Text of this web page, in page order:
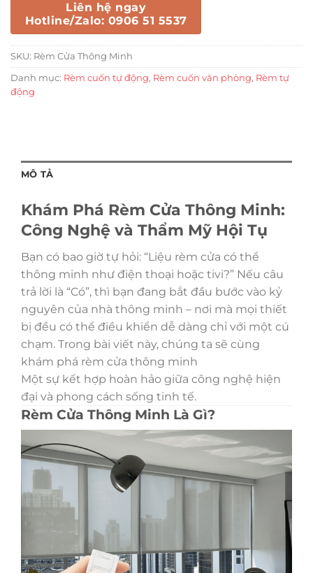
Liên hệ ngay
Hotline/Zalo: 0906 51 5537
SKU: Rèm Cửa Thông Minh
Danh mục: Rèm cuốn tự động, Rèm cuốn văn phòng, Rèm tự
động
MÔ TẢ
Khám Phá Rèm Cửa Thông Minh:
Công Nghệ và Thẩm Mỹ Hội Tụ
Bạn có bao giờ tự hỏi: “Liệu rèm cửa có thể
thông minh như điện thoại hoặc tivi?” Nếu câu
trả lời là “Có”, thì bạn đang bắt đầu bước vào kỷ
nguyên của nhà thông minh – nơi mà mọi thiết
bị đều có thể điều khiển dễ dàng chỉ với một cú
chạm. Trong bài viết này, chúng ta sẽ cùng
khám phá rèm cửa thông minh
Một sự kết hợp hoàn hảo giữa công nghệ hiện
đại và phong cách sống tinh tế.
Rèm Cửa Thông Minh Là Gì?